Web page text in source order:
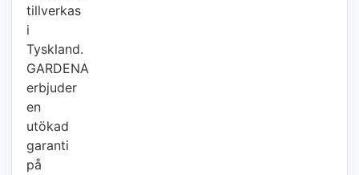
tillverkas
i
Tyskland.
GARDENA
erbjuder
en
utökad
garanti
på